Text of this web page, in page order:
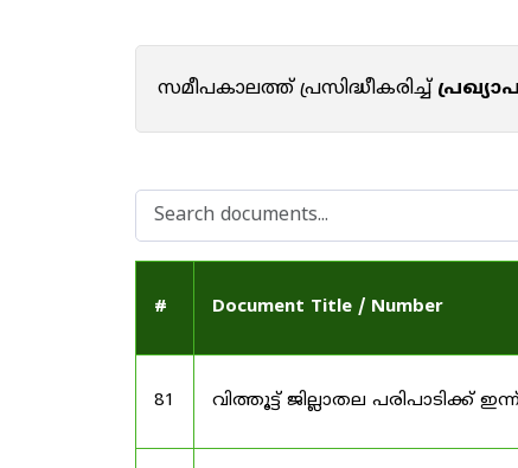
സമീപകാലത്ത് പ്രസിദ്ധീകരിച്ച്
# Document Title / Number
81 വിത്തൂട്ട് ജില്ലാതല പരിപാടിക്ക്